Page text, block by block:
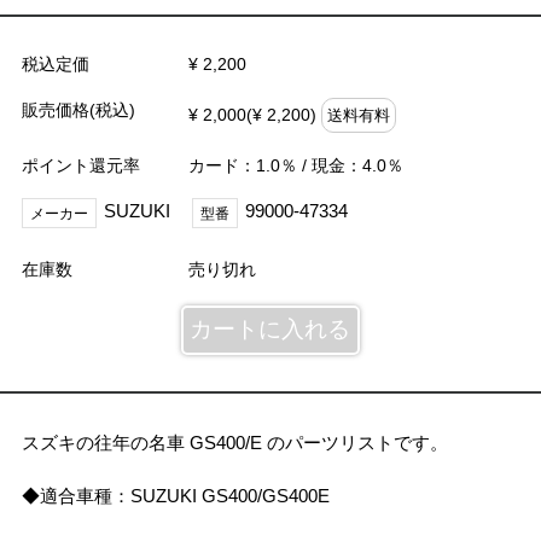
税込定価 ¥ 2,200
販売価格(税込) ¥ 2,000(¥ 2,200) 送料有料
ポイント還元率 カード：1.0％ / 現金：4.0％
メーカー SUZUKI 型番 99000-47334
在庫数 売り切れ
スズキの往年の名車 GS400/E のパーツリストです。
◆適合車種：SUZUKI GS400/GS400E